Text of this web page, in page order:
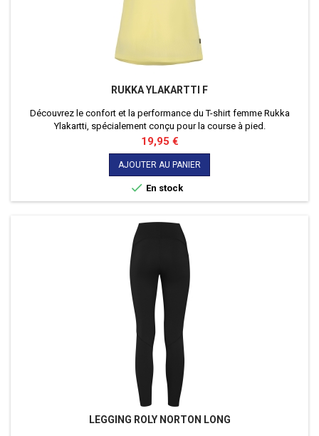
RUKKA YLAKARTTI F
Découvrez le confort et la performance du T-shirt femme Rukka
Ylakartti, spécialement conçu pour la course à pied.
Prix
19,95 €
AJOUTER AU PANIER
 En stock
LEGGING ROLY NORTON LONG